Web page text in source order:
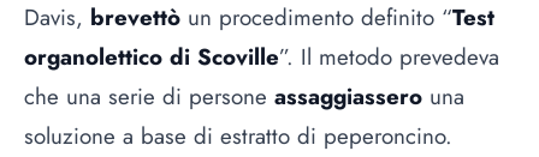
Davis, brevettò un procedimento definito “Test
organolettico di Scoville”. Il metodo prevedeva
che una serie di persone assaggiassero una
soluzione a base di estratto di peperoncino.